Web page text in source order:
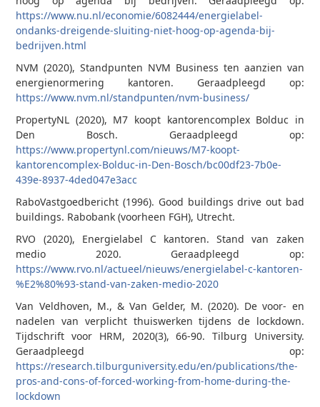
https://www.nu.nl/economie/6082444/energielabel-
ondanks-dreigende-sluiting-niet-hoog-op-agenda-bij-
bedrijven.html
NVM (2020), Standpunten NVM Business ten aanzien van
energienormering kantoren. Geraadpleegd op:
https://www.nvm.nl/standpunten/nvm-business/
PropertyNL (2020), M7 koopt kantorencomplex Bolduc in
Den Bosch. Geraadpleegd op:
https://www.propertynl.com/nieuws/M7-koopt-
kantorencomplex-Bolduc-in-Den-Bosch/bc00df23-7b0e-
439e-8937-4ded047e3acc
RaboVastgoedbericht (1996). Good buildings drive out bad
buildings. Rabobank (voorheen FGH), Utrecht.
RVO (2020), Energielabel C kantoren. Stand van zaken
medio 2020. Geraadpleegd op:
https://www.rvo.nl/actueel/nieuws/energielabel-c-kantoren-
%E2%80%93-stand-van-zaken-medio-2020
Van Veldhoven, M., & Van Gelder, M. (2020). De voor- en
nadelen van verplicht thuiswerken tijdens de lockdown.
Tijdschrift voor HRM, 2020(3), 66-90. Tilburg University.
Geraadpleegd op:
https://research.tilburguniversity.edu/en/publications/the-
pros-and-cons-of-forced-working-from-home-during-the-
lockdown